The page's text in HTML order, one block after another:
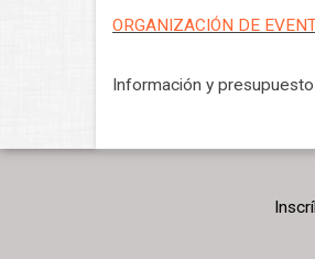
ORGANIZACIÓN DE
Información y presupuesto